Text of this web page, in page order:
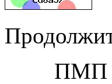
ПМП